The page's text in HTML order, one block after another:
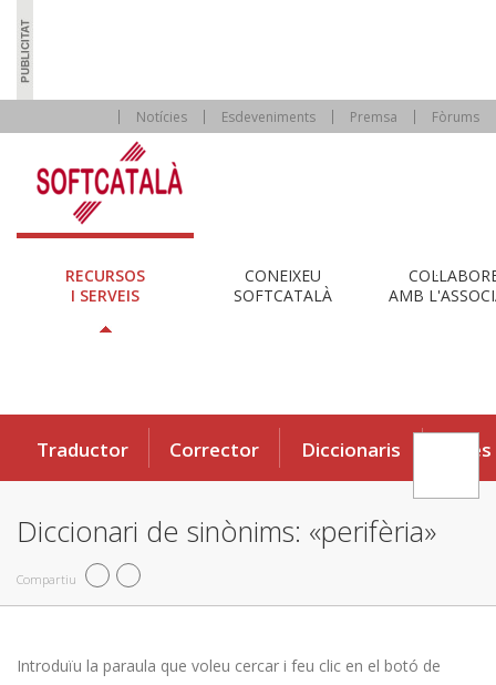
Notícies Esdeveniments Premsa Fòrums
RECURSOS
I SERVEIS
CONEIXEU
SOFTCATALÀ
AMB
Traductor Corrector Diccionaris Eines
Diccionari de sinònims: «perifèria»
Compartiu
Introduïu la paraula que voleu cercar i feu clic en el botó de